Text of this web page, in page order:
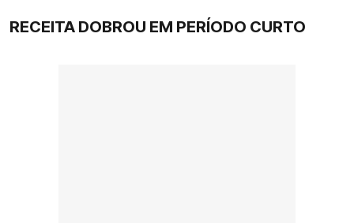
RECEITA DOBROU EM PERÍODO CURTO